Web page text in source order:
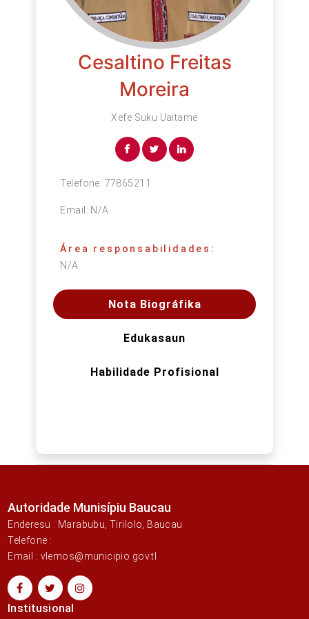
Cesaltino Freitas
Moreira
Xefe Suku Uaitame
Telefone: 77865211
Email: N/A
Área responsabilidades:
N/A
Nota Biográfika
Edukasaun
Habilidade Profisional
Autoridade Munisípiu Baucau
Enderesu : Marabubu, Tirilolo, Baucau
Telefone :
Email : vlemos@municipio.gov.tl
Institusional